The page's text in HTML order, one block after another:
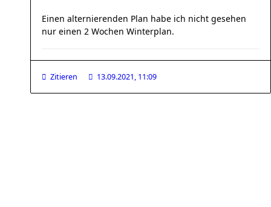
Einen alternierenden Plan habe ich nicht gesehen
nur einen 2 Wochen Winterplan.
Zitieren 13.09.2021, 11:09